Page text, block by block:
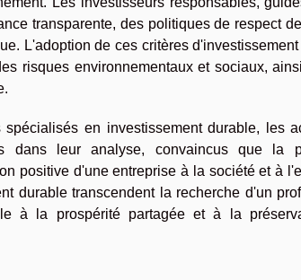
transparente, des politiques de respect
L'adoption de ces critères
risques environnementaux et sociaux,
en investissement durable, les
dans leur analyse, convaincus que la
positive d'une entreprise à la société et à
durable transcendent la recherche d'un
à la prospérité partagée et à la